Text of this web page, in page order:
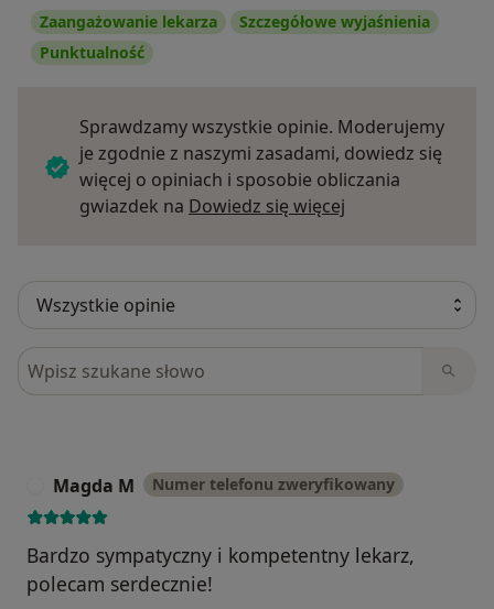
Zaangażowanie lekarza
Szczegółowe wyjaśnienia
Punktualność
Sprawdzamy wszystkie opinie. Moderujemy
je zgodnie z naszymi zasadami, dowiedz się
więcej o opiniach i sposobie obliczania
gwiazdek na Dowiedz się więcej
Szukaj w opiniach
Magda M Numer telefonu zweryfikowany
Bardzo sympatyczny i kompetentny lekarz,
polecam serdecznie!